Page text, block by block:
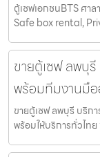
ตู้เซฟเอกชนBTS ศ
Safe box rental,
ขายตู้เซฟ ลพบุ
พร้อมทีมงานมื
ขายตู้เซฟ ลพบุรี บริก
พร้อมให้บริการทั่วไท